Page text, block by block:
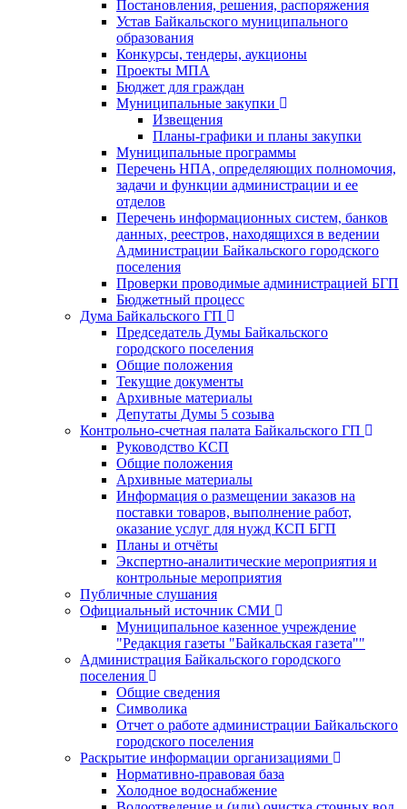
Постановления, решения, распоряжения
Устав Байкальского муниципального
образования
Конкурсы, тендеры, аукционы
Проекты МПА
Бюджет для граждан
Муниципальные закупки
Извещения
Планы-графики и планы закупки
Муниципальные программы
Перечень НПА, определяющих полномочия,
задачи и функции администрации и ее
отделов
Перечень информационных систем, банков
данных, реестров, находящихся в ведении
Администрации Байкальского городского
поселения
Проверки проводимые администрацией БГП
Бюджетный процесс
Дума Байкальского ГП
Председатель Думы Байкальского
городского поселения
Общие положения
Текущие документы
Архивные материалы
Депутаты Думы 5 созыва
Контрольно-счетная палата Байкальского ГП
Руководство КСП
Общие положения
Архивные материалы
Информация о размещении заказов на
поставки товаров, выполнение работ,
оказание услуг для нужд КСП БГП
Планы и отчёты
Экспертно-аналитические мероприятия и
контрольные мероприятия
Публичные слушания
Официальный источник СМИ
Муниципальное казенное учреждение
"Редакция газеты "Байкальская газета""
Администрация Байкальского городского
поселения
Общие сведения
Символика
Отчет о работе администрации Байкальского
городского поселения
Раскрытие информации организациями
Нормативно-правовая база
Холодное водоснабжение